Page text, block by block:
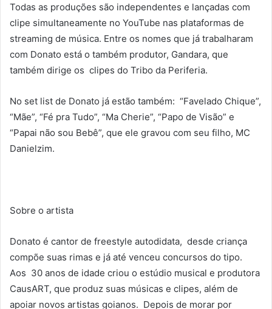
Todas as produções são independentes e lançadas com
clipe simultaneamente no YouTube nas plataformas de
streaming de música. Entre os nomes que já trabalharam
com Donato está o também produtor, Gandara, que
também dirige os clipes do Tribo da Periferia.
No set list de Donato já estão também: “Favelado Chique”,
“Mãe”, “Fé pra Tudo”, “Ma Cherie”, “Papo de Visão” e
“Papai não sou Bebê”, que ele gravou com seu filho, MC
Danielzim.
Sobre o artista
Donato é cantor de freestyle autodidata, desde criança
compõe suas rimas e já até venceu concursos do tipo.
Aos 30 anos de idade criou o estúdio musical e produtora
CausART, que produz suas músicas e clipes, além de
apoiar novos artistas goianos. Depois de morar por